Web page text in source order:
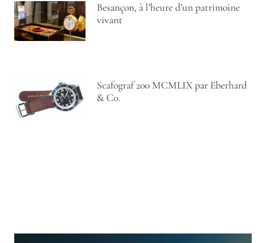
Besançon, à l’heure d’un patrimoine
vivant
Scafograf 200 MCMLIX par Eberhard
& Co.